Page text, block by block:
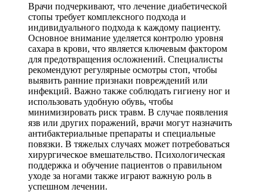
Врачи подчеркивают, что лечение диабетической
стопы требует комплексного подхода и
индивидуального подхода к каждому пациенту.
Основное внимание уделяется контролю уровня
сахара в крови, что является ключевым фактором
для предотвращения осложнений. Специалисты
рекомендуют регулярные осмотры стоп, чтобы
выявить ранние признаки повреждений или
инфекций. Важно также соблюдать гигиену ног и
использовать удобную обувь, чтобы
минимизировать риск травм. В случае появления
язв или других поражений, врачи могут назначить
антибактериальные препараты и специальные
повязки. В тяжелых случаях может потребоваться
хирургическое вмешательство. Психологическая
поддержка и обучение пациентов о правильном
уходе за ногами также играют важную роль в
успешном лечении.